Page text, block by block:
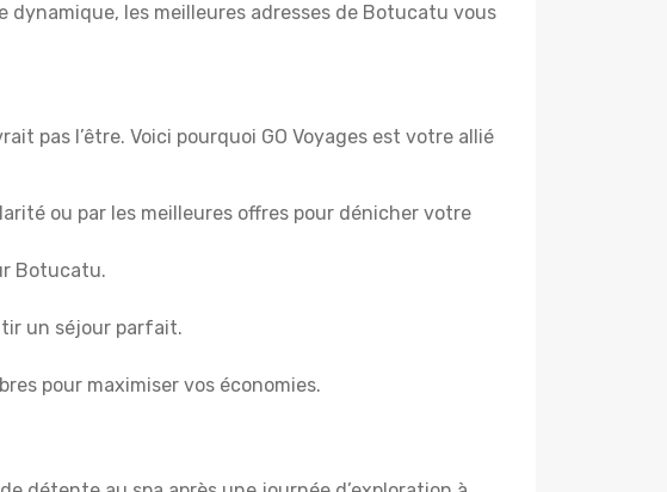
dynamique, les meilleures adresses de Botucatu vous
pas l’être. Voici pourquoi GO Voyages est votre allié
ou par les meilleures offres pour dénicher votre
Botucatu.
un séjour parfait.
pour maximiser vos économies.